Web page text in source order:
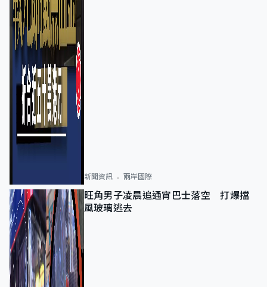
新聞資訊 兩岸國際
旺角男子凌晨追通宵巴士落空 打爆擋
風玻璃逃去